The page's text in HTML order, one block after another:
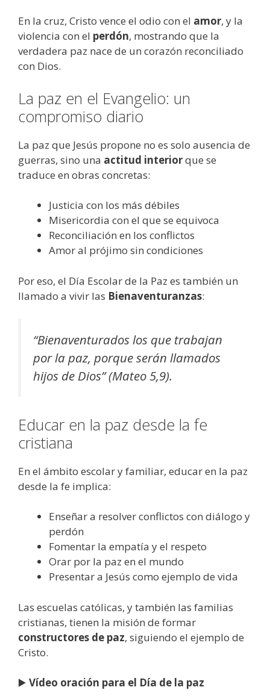
En la cruz, Cristo vence el odio con el amor, y la
violencia con el perdón, mostrando que la
verdadera paz nace de un corazón reconciliado
con Dios.
La paz en el Evangelio: un
compromiso diario
La paz que Jesús propone no es solo ausencia de
guerras, sino una actitud interiorque se
traduce en obras concretas:
Justicia con los más débiles
Misericordia con el que se equivoca
Reconciliación en los conflictos
Amor al prójimo sin condiciones
Por eso, el Día Escolar de la Paz es también un
llamado a vivir las Bienaventuranzas:
“Bienaventurados los que trabajan
por la paz, porque serán llamados
hijos de Dios” (Mateo 5,9).
Educar en la paz desde la fe
cristiana
En el ámbito escolar y familiar, educar en la paz
desde la fe implica:
Enseñar a resolver conflictos con diálogo y
perdón
Fomentar la empatía y el respeto
Orar por la paz en el mundo
Presentar a Jesús como ejemplo de vida
Las escuelas católicas, y también las familias
cristianas, tienen la misión de formar
constructores de paz, siguiendo el ejemplo de
Cristo.
▶️ Vídeo oración para el Día de la paz